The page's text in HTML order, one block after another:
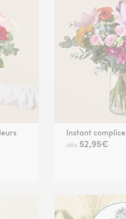
17h) ou à la date de votre choix.
Instant complice
dès 52,95€